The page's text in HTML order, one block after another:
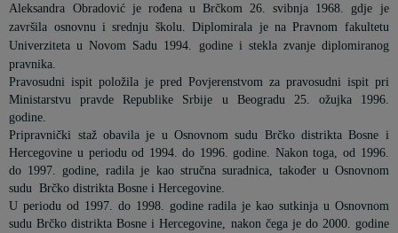
Aleksandra Obradović je rođena u Brčkom 26. svibnja 1968. gdje je
završila osnovnu i srednju školu. Diplomirala je na Pravnom fakultetu
Univerziteta u Novom Sadu 1994. godine i stekla zvanje diplomiranog
pravnika.
Pravosudni ispit položila je pred Povjerenstvom za pravosudni ispit pri
Ministarstvu pravde Republike Srbije u Beogradu 25. ožujka 1996.
godine.
Pripravnički staž obavila je u Osnovnom sudu Brčko distrikta Bosne i
Hercegovine u periodu od 1994. do 1996. godine. Nakon toga, od 1996.
do 1997. godine, radila je kao stručna suradnica, također u Osnovnom
sudu Brčko distrikta Bosne i Hercegovine.
U periodu od 1997. do 1998. godine radila je kao sutkinja u Osnovnom
sudu Brčko distrikta Bosne i Hercegovine, nakon čega je do 2000. godine